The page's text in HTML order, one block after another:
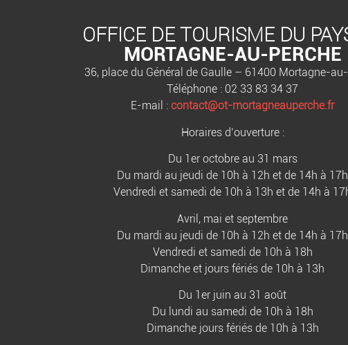
OFFICE DE TOURISME DU
MORTAGNE-AU-PERCHE
36, place du Général de Gaulle – 61400 Mortagne-
Téléphone : 02 33 83 34 37
E-mail : contact@ot-mortagneauperche.fr
Horaires d’ouverture :
Du 1er octobre au 31 mars
Du mardi au jeudi de 10h à 12h et de 14h à 17h
Vendredi et samedi de 10h à 13h et de 14h à
Avril, mai et septembre
Du mardi au jeudi de 10h à 12h et de 14h à 17h
Vendredi et samedi de 10h à 18h
Dimanche et jours fériés de 10h à 13h
Du 1er juin au 31 août
Du lundi au samedi de 10h à 18h
Dimanche jours fériés de 10h à 13h